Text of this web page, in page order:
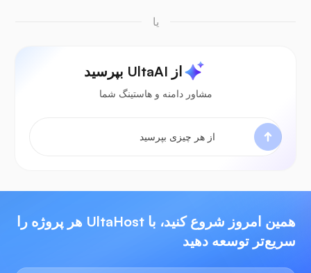
یا
از UltaAI بپرسید
مشاور دامنه و هاستینگ شما
همین امروز شروع کنید، با UltaHost هر پروژه را
سریع‌تر توسعه دهید